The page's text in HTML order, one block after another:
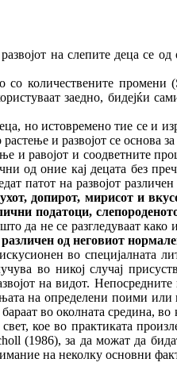
на слепите деца се
количествените
заедно, бидејќи
но истовремено тие се и
и развојот се основа
равојот и соодветните
од оние кај децата без
патот на развојот
допирот, мирисот и
податоци,
да не се разгледуваат
од неговиот
во специјалната
во никој случај
на видот. Непосредните
на определени поими
во околната средина,
кое во практиката
(1986), за да можат да
на неколку основни